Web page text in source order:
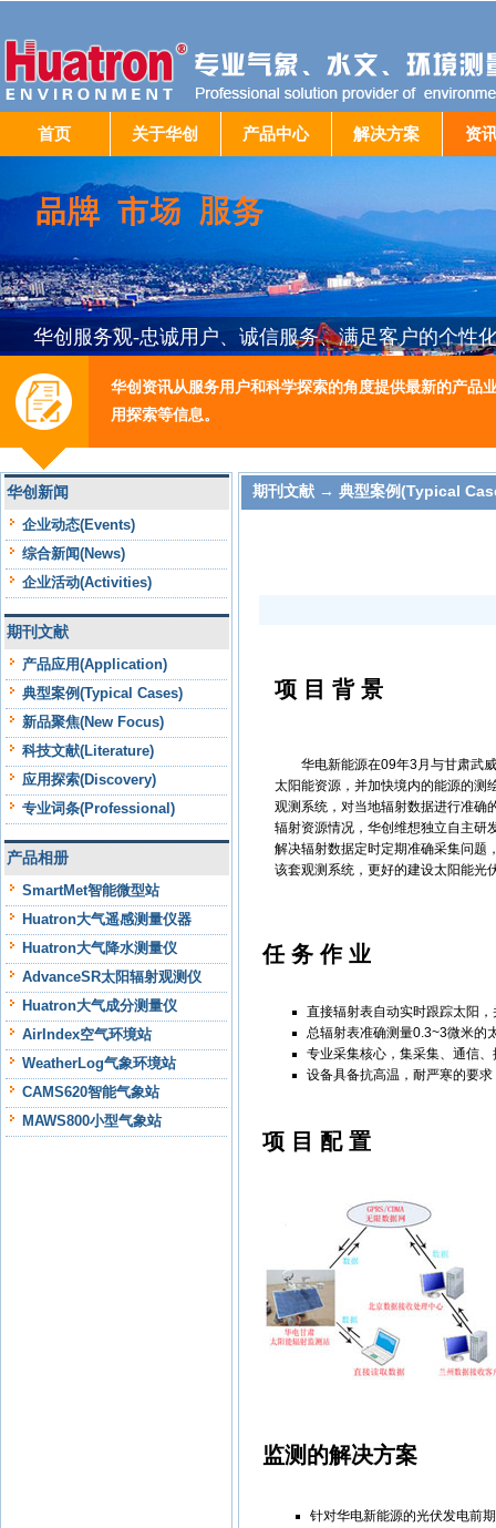
首页 关于华创 产品中心 解决方案 资
华创服务观-忠诚用户、诚信服务、满足客户的个性
华创资讯从服务用户和科学探索的角度提供最新的产品
用探索等信息。
华创新闻
企业动态(Events)
综合新闻(News)
企业活动(Activities)
期刊文献
产品应用(Application)
典型案例(Typical Cases)
新品聚焦(New Focus)
科技文献(Literature)
应用探索(Discovery)
专业词条(Professional)
产品相册
SmartMet智能微型站
Huatron大气遥感测量仪器
Huatron大气降水测量仪
AdvanceSR太阳辐射观测仪
Huatron大气成分测量仪
AirIndex空气环境站
WeatherLog气象环境站
CAMS620智能气象站
MAWS800小型气象站
期刊文献 →典型案例(Typical
项 目 背 景
华电新能源在09年3月与甘肃武威
太阳能资源，并加快境内的能源的测
观测系统，对当地辐射数据进行准确
辐射资源情况，华创维想独立自主研
解决辐射数据定时定期准确采集问题
该套观测系统，更好的建设太阳能光
任 务 作 业
直接辐射表自动实时跟踪太
总辐射表准确测量0.3~3
专业采集核心，集采集、通信
设备具备抗高温，耐严寒的
项 目 配 置
监测的解决方案
针对华电新能源的光伏发电前